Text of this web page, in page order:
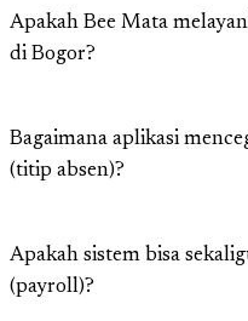
Apakah Bee Mata
di Bogor?
Bagaimana aplikasi
(titip absen)?
Apakah sistem bisa
(payroll)?